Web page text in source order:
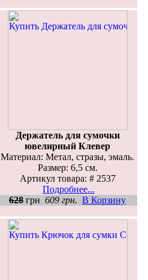
Держатель для сумочки
ювелирный Клевер
Материал: Метал, стразы, эмаль.
Размер: 6,5 см.
Артикул товара: # 2537
Подробнее...
628 грн 609 грн. В Корзину